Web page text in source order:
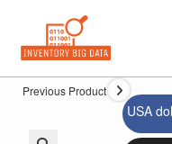
Previous Product